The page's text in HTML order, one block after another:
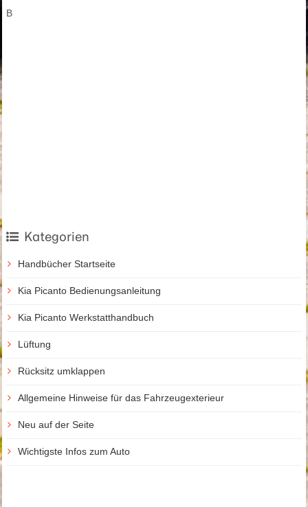
B
Kategorien
Handbücher Startseite
Kia Picanto Bedienungsanleitung
Kia Picanto Werkstatthandbuch
Lüftung
Rücksitz umklappen
Allgemeine Hinweise für das Fahrzeugexterieur
Neu auf der Seite
Wichtigste Infos zum Auto